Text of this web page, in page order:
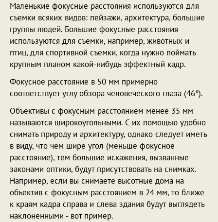
Маленькие фокусные расстояния используются для
съемки всяких видов: пейзажи, архитектура, большие
группы людей. Большие фокусные расстояния
используются для съемки, например, животных и
птиц, для спортивной съемки, когда нужно поймать
крупным планом какой-нибудь эффектный кадр.
Фокусное расстояние в 50 мм примерно
соответствует углу обзора человеческого глаза (46°).
Объективы с фокусным расстоянием менее 35 мм
называются широкоугольными. С их помощью удобно
снимать природу и архитектуру, однако следует иметь
в виду, что чем шире угол (меньше фокусное
расстояние), тем большие искажения, вызванные
законами оптики, будут присутствовать на снимках.
Например, если вы снимаете высотные дома на
объектив с фокусным расстоянием в 24 мм, то ближе
к краям кадра справа и слева здания будут выглядеть
наклоненными - вот пример.